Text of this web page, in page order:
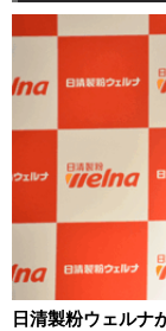
日清製粉ウェルナ